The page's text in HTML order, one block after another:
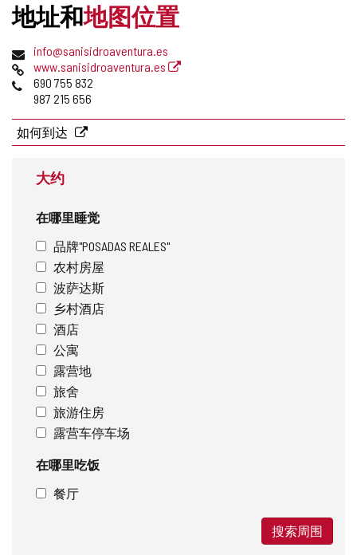
本
中
添
加/
删
除
地址和地图位置
邮
寄
地
电
子
邮
址
info@sanisidroaventura.es
网
页
www.sanisidroaventura.es
电
690 755 832
987 215 656
如何到达
大约
在哪里睡觉
品牌"POSADAS REALES"
农村房屋
波萨达斯
乡村酒店
酒店
公寓
露营地
旅舍
旅游住房
露营车停车场
在哪里吃饭
餐厅
搜索周围